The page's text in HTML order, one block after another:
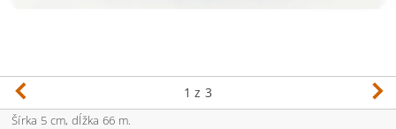
1 z 3
Šírka 5 cm, dĺžka 66 m.